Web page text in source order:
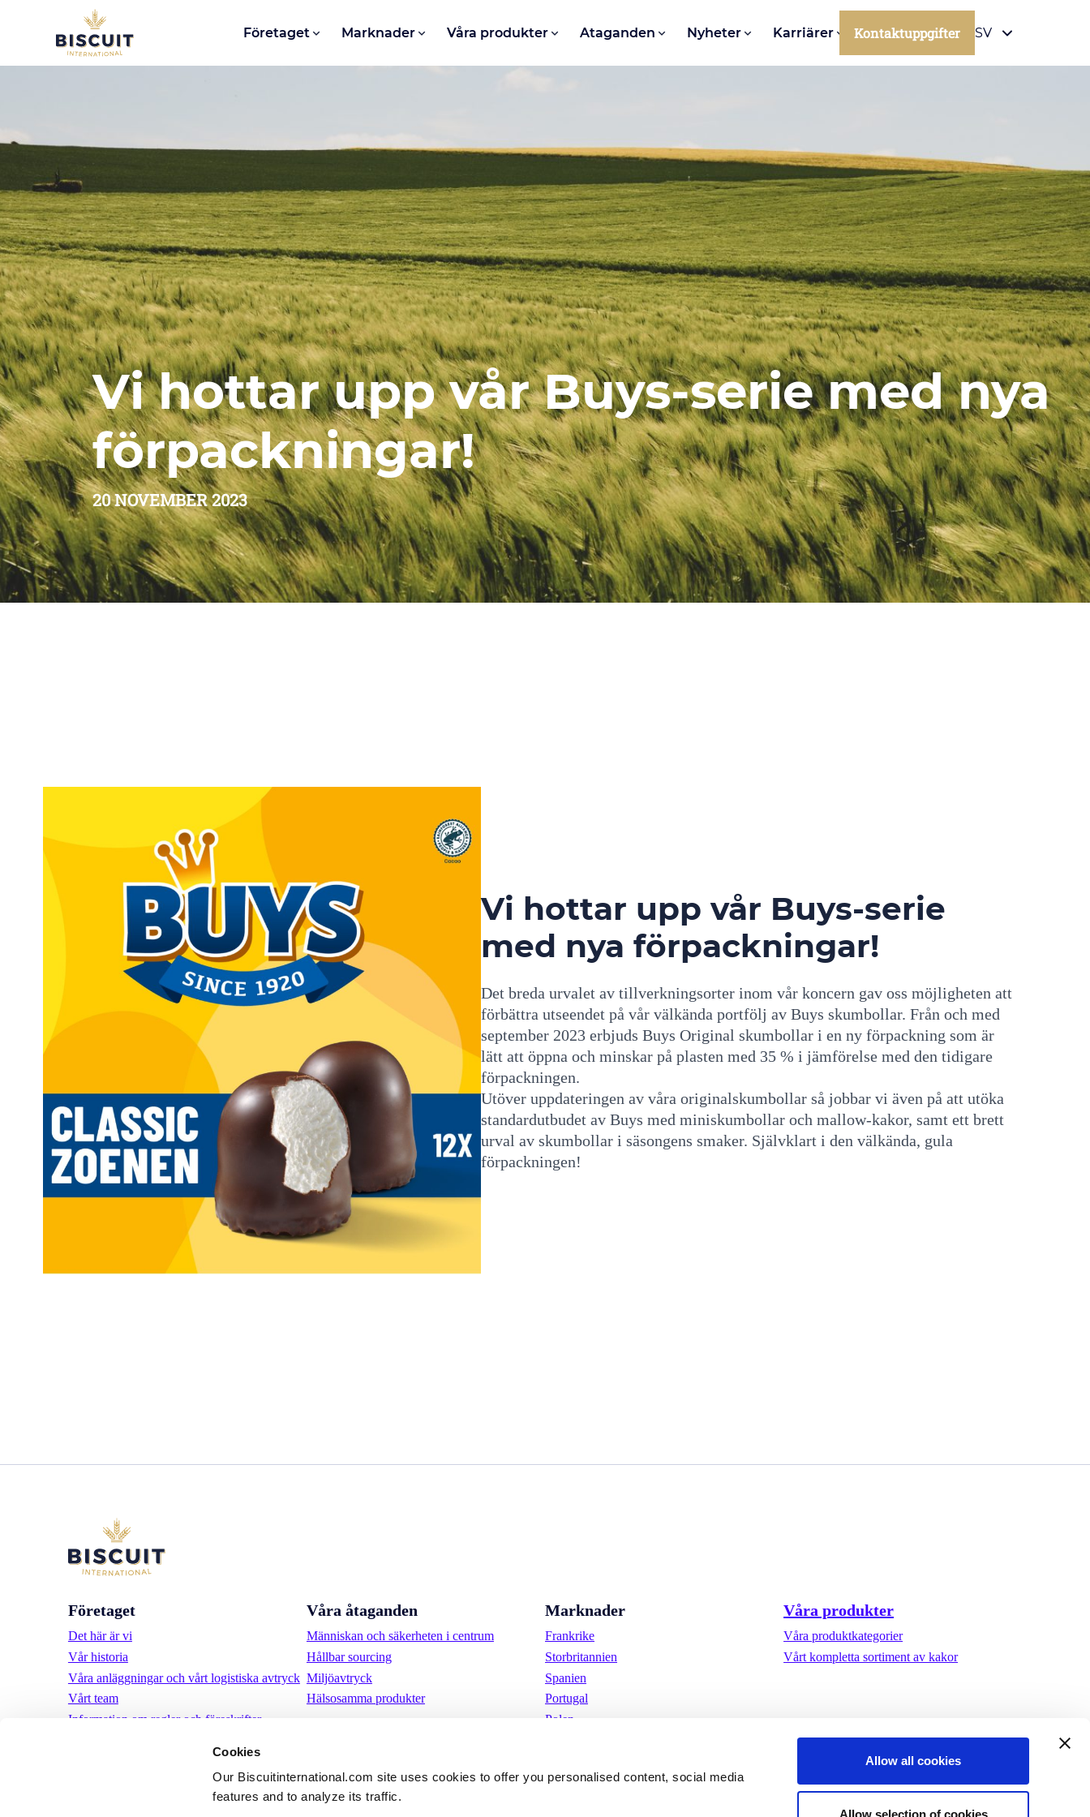
Cookies
Our Biscuitinternational.com site uses cookies to offer you personalised content, social media
features and to analyze its traffic.
Allow all cookies
Allow selection of cookies
Aller au contenu Företaget Marknader Våra produkter Ataganden Nyheter Karriärer Kontaktuppgifter SV
Vi hottar upp vår Buys-serie med nya
förpackningar!
20 NOVEMBER 2023
Vi hottar upp vår Buys-serie
med nya förpackningar!
Det breda urvalet av tillverkningsorter inom vår koncern gav oss möjligheten att
förbättra utseendet på vår välkända portfölj av Buys skumbollar. Från och med
september 2023 erbjuds Buys Original skumbollar i en ny förpackning som är
lätt att öppna och minskar på plasten med 35 % i jämförelse med den tidigare
förpackningen.
Utöver uppdateringen av våra originalskumbollar så jobbar vi även på att utöka
standardutbudet av Buys med miniskumbollar och mallow-kakor, samt ett brett
urval av skumbollar i säsongens smaker. Självklart i den välkända, gula
förpackningen!
Företaget
Det här är vi
Vår historia
Våra anläggningar och vårt logistiska avtryck
Vårt team
Information om regler och föreskrifter
Våra åtaganden
Människan och säkerheten i centrum
Hållbar sourcing
Miljöavtryck
Hälsosamma produkter
Marknader
Frankrike
Storbritannien
Spanien
Portugal
Polen
Sverige
Våra produkter
Våra produktkategorier
Vårt kompletta sortiment av kakor